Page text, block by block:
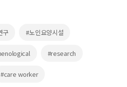
구 #노인요양시설
#research
#care worker